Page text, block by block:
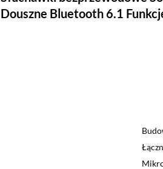
Douszne Bluetooth 6.1